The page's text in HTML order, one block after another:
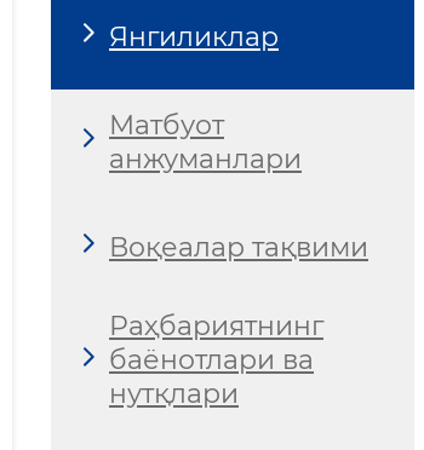
Янгиликлар
Матбуот
анжуманлари
Воқеалар тақвими
Раҳбариятнинг
баёнотлари ва
нутқлари